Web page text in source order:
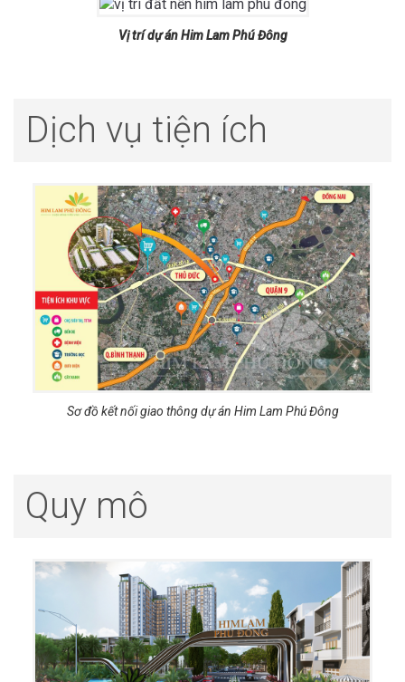
Vị trí dự án Him Lam Phú Đông
Dịch vụ tiện ích
Sơ đồ kết nối giao thông dự án Him Lam Phú Đông
Quy mô